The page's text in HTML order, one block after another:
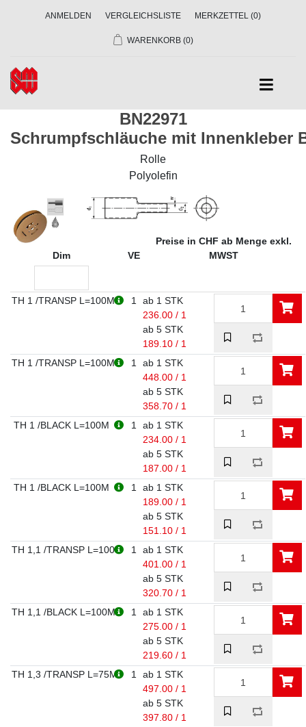
ANMELDEN VERGLEICHSLISTE MERKZETTEL (0)
WARENKORB (0)
BN22971
Schrumpfschläuche mit Innenkleber
Rolle
Polyolefin
Dim VE
Preise in CHF ab Menge exkl.
MWST
TH 1 /TRANSP L=100M 1
ab 1 STK
236.00 / 1
ab 5 STK
189.10 / 1
TH 1 /TRANSP L=100M
1
ab 1 STK
448.00 / 1
ab 5 STK
358.70 / 1
TH 1 /BLACK L=100M
1
ab 1 STK
234.00 / 1
ab 5 STK
187.00 / 1
TH 1 /BLACK L=100M
1
ab 1 STK
189.00 / 1
ab 5 STK
151.10 / 1
TH 1,1 /TRANSP L=100
1
ab 1 STK
401.00 / 1
ab 5 STK
320.70 / 1
TH 1,1 /BLACK L=100M
1
ab 1 STK
275.00 / 1
ab 5 STK
219.60 / 1
TH 1,3 /TRANSP L=75M
1
ab 1 STK
497.00 / 1
ab 5 STK
397.80 / 1